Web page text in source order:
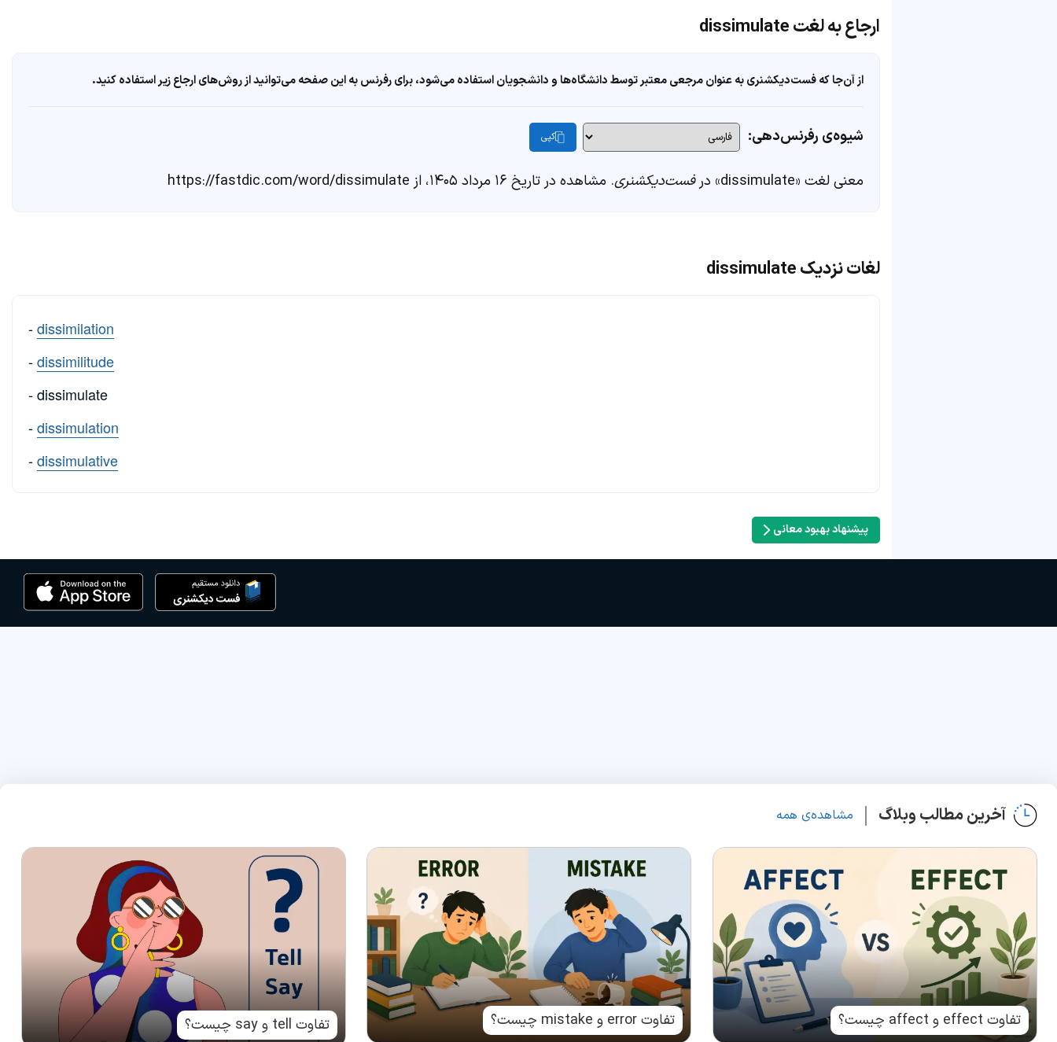
ارجاع به لغت dissimulate
از آن‌جا که فست‌دیکشنری به عنوان مرجعی معتبر توسط دانشگاه‌ها و دانشجویان استفاده می‌شود، برای رفرنس به این صفحه می‌توانید از روش‌های ارجاع زیر استفاده کنید.
شیوه‌ی رفرنس‌دهی: کپی
معنی لغت «dissimulate» در فست‌دیکشنری. مشاهده در تاریخ ۱۶ مرداد ۱۴۰۵، از https://fastdic.com/word/dissimulate
لغات نزدیک dissimulate
-dissimilation
-dissimilitude
- dissimulate
-dissimulation
-dissimulative
پیشنهاد بهبود معانی
آخرین مطالب وبلاگ مشاهده‌ی همه
تفاوت effect و affect چیست؟ تفاوت error و mistake چیست؟ تفاوت tell و say چیست؟